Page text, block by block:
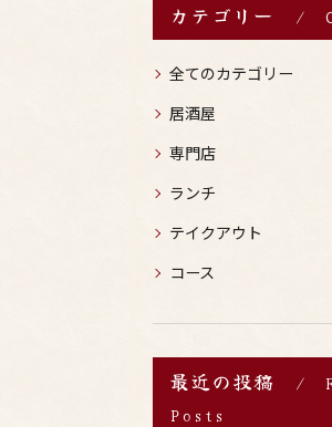
カテゴリー
全てのカテゴリー
居酒屋
専門店
ランチ
テイクアウト
コース
最近の投稿
Posts